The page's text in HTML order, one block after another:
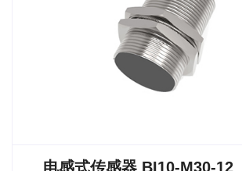
电感式传感器 BI10-M30-12